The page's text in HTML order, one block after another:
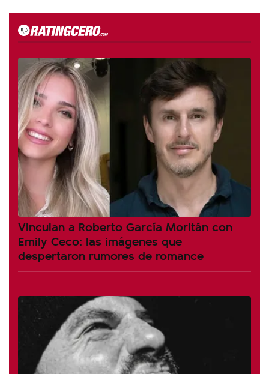
Vinculan a Roberto García Moritán con
Emily Ceco: las imágenes que
despertaron rumores de romance